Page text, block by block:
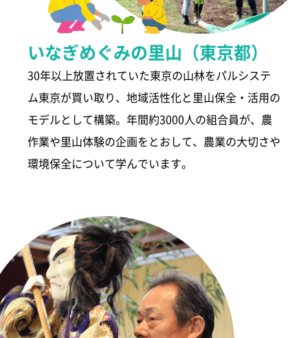
いなぎめぐみの里山（東京都）
30年以上放置されていた東京の山林をパルシステ
ム東京が買い取り、地域活性化と里山保全・活用の
モデルとして構築。年間約3000人の組合員が、農
作業や里山体験の企画をとおして、農業の大切さや
環境保全について学んでいます。